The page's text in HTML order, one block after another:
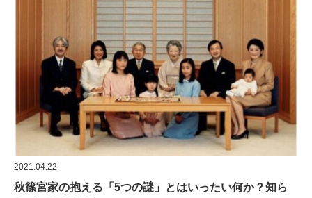
2021.04.22
秋篠宮家の抱える「5つの謎」とはいったい何か？知ら